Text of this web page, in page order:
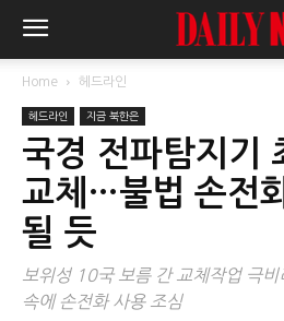
Home 헤드라인
헤드라인 지금 북한은
국경 전파탐지기
교체…불법 손전
될 듯
보위성 10국 보름 간 교체작업 극
속에 손전화 사용 조심